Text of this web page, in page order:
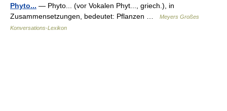
Phyto... — Phyto... (vor Vokalen Phyt..., griech.), in
Zusammensetzungen, bedeutet: Pflanzen …
Meyers Großes
Konversations-Lexikon